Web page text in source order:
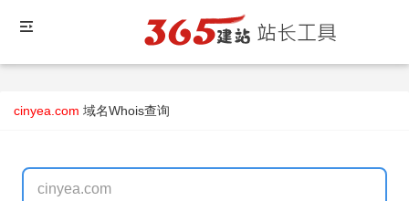
cinyea.com 域名Whois查询